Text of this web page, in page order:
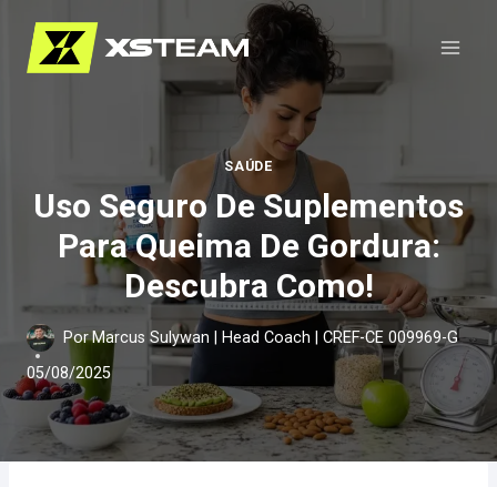
Pular
para
SAÚDE
Uso Seguro De Suplementos
Para Queima De Gordura:
Descubra Como!
PorMarcus Sulywan | Head Coach | CREF-CE 009969-G
05/08/2025